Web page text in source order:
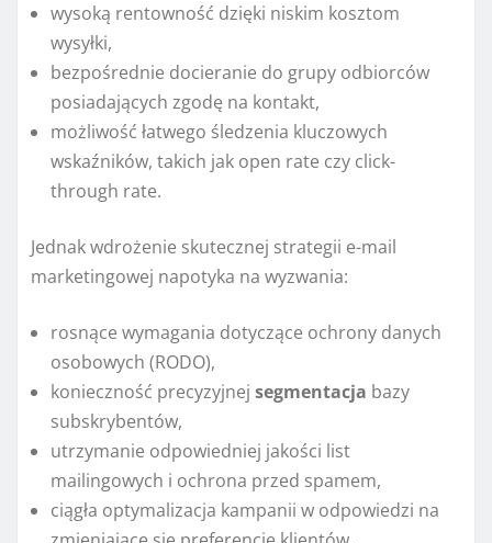
wysoką rentowność dzięki niskim kosztom
wysyłki,
bezpośrednie docieranie do grupy odbiorców
posiadających zgodę na kontakt,
możliwość łatwego śledzenia kluczowych
wskaźników, takich jak open rate czy click-
through rate.
Jednak wdrożenie skutecznej strategii e-mail
marketingowej napotyka na wyzwania:
rosnące wymagania dotyczące ochrony danych
osobowych (RODO),
konieczność precyzyjnej segmentacja bazy
subskrybentów,
utrzymanie odpowiedniej jakości list
mailingowych i ochrona przed spamem,
ciągła optymalizacja kampanii w odpowiedzi na